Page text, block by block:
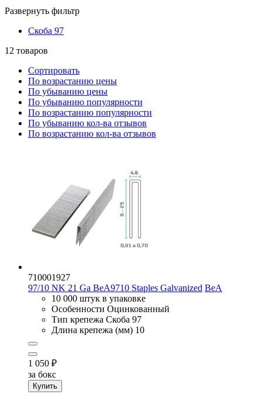
Развернуть фильтр
Скоба 97
12 товаров
Сортировать
По возрастанию цены
По убыванию цены
По убыванию популярности
По возрастанию популярности
По убыванию кол-ва отзывов
По возрастанию кол-ва отзывов
710001927
97/10 NK 21 Ga BeA9710 Staples Galvanized BeA
10 000 штук в упаковке
Особенности Оцинкованный
Тип крепежа Скоба 97
Длина крепежа (мм) 10
1 050 ₽
за бокс
Купить